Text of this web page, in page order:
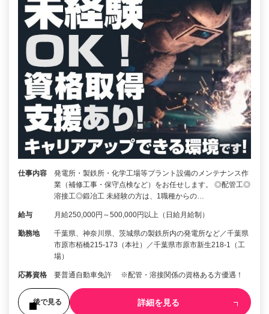
仕事内容
発電所・製鉄所・化学工場等プラント設備のメンテナンス作
業（補修工事・保守点検など）をお任せします。 ◎配管工◎
溶接工◎鍛冶工 未経験の方は、1職種からの…
給与 月給250,000円～500,000円以上（日給月給制）
勤務地
千葉県、神奈川県、茨城県の製鉄所内の発電所など／千葉県
市原市栢橋215-173（本社）／千葉県市原市新生218-1（工
場）
応募資格 要普通自動車免許 ※配管・溶接関係の資格ある方優遇！
後で見る 詳細を見る